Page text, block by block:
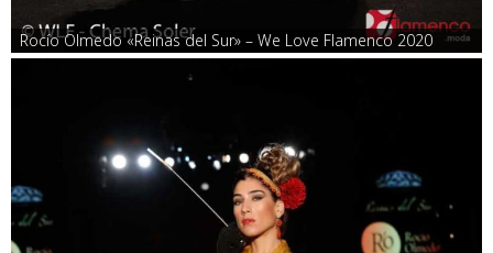
Rocío Olmedo «Reinas del Sur» – We Love Flamenco 2020